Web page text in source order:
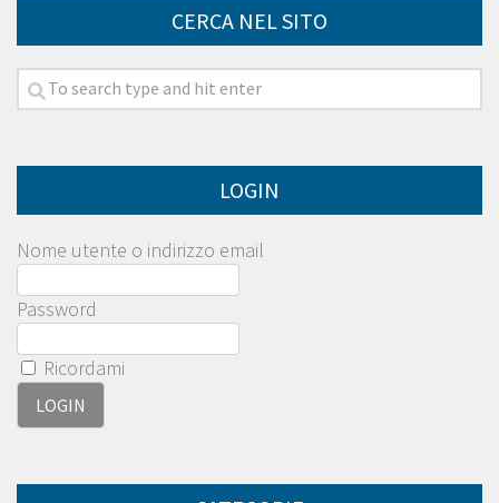
CERCA NEL SITO
LOGIN
Nome utente o indirizzo email
Password
Ricordami